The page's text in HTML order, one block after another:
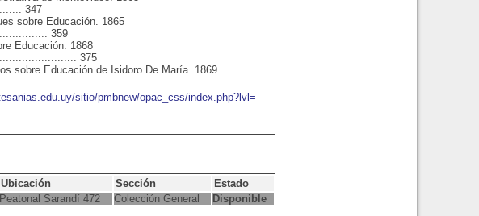
347
sobre Educación. 1865
359
Educación. 1868
375
sobre Educación de Isidoro De María. 1869
sitio/pmbnew/opac_css/index.php?lvl=
Ubicación Sección
Estado
Peatonal Sarandí 472 Colección General Disponible